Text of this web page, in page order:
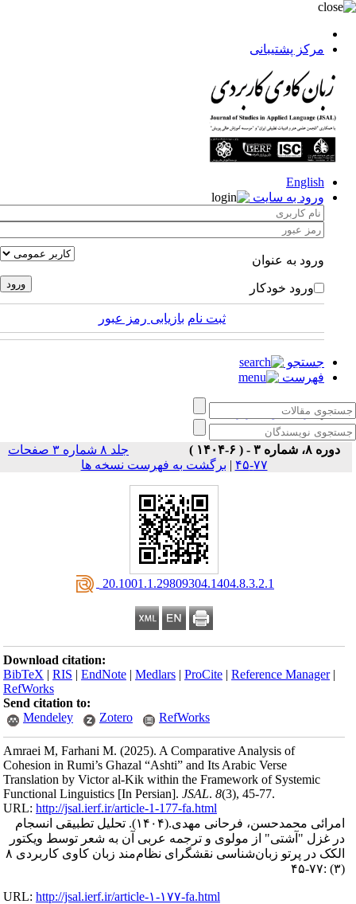
مرکز پشتیبانی
English
ورود به سایت
ورود به عنوان
ورود خودکار
ثبت نام بازیابی رمز عبور
جستجو
فهرست
زبان‌ کاوی کاربردی
دوره ۸، شماره ۳ - ( ۶-۱۴۰۴ )
جلد ۸ شماره ۳ صفحات
۷۷-۴۵
| برگشت به فهرست نسخه ها
‎ 20.1001.1.29809304.1404.8.3.2.1
Download citation:
BibTeX |RIS |EndNote |Medlars |ProCite |Reference Manager
RefWorks
Send citation to:
Mendeley
Zotero RefWorks
Amraei M, Farhani M.(2025).A Comparative Analysis of
Cohesion in Rumi’s Ghazal “Ashti” and Its Arabic Verse
Translation by Victor al‑Kik within the Framework of Systemic
Functional Linguistics [In Persian].JSAL.8(3), 45-77.
URL:http://jsal.ierf.ir/article-1-177-fa.html
امرائی محمدحسن، فرحانی مهدی.(۱۴۰۴).
تحلیل تطبیقی انسجام
در غزل "آشتی" از مولوی و ترجمه عربی آن به شعر توسط ویکتور
الکک در پرتو زبان‌شناسی نقشگرای نظام‌مند زبان کاوی کاربردی ۸
URL:http://jsal.ierf.ir/article-۱-۱۷۷-fa.html